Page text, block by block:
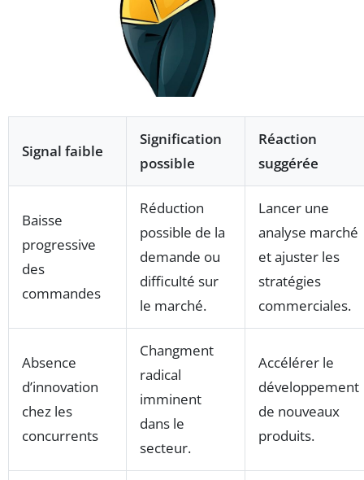
Signal faible
Signification
possible
Réaction
suggérée
Baisse
progressive
des
commandes
Réduction
possible de la
demande ou
difficulté sur
le marché.
Lancer une
analyse marché
et ajuster les
stratégies
commerciales.
Absence
d’innovation
chez les
concurrents
Changment
radical
imminent
dans le
secteur.
Accélérer le
développement
de nouveaux
produits.